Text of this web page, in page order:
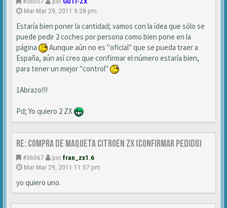
Mar Mar 29, 2011 9:28 pm
Estaría bien poner la cantidad; vamos con la ídea que sólo se
puede pedir 2 coches por persona como bien pone en la
página
Aunque aún no es "oficial" que se pueda traer a
España, aún así creo que confirmar el número estaría bien,
para tener un mejor "control"
1Abrazo!!!
Pd; Yo quiero 2 ZX
Re: Compra de MAQUETA CITROEN ZX (CONFIRMAR PEDIDO)
#36067 porfran_zx1.6
Mar Mar 29, 2011 11:57 pm
yo quiero uno.